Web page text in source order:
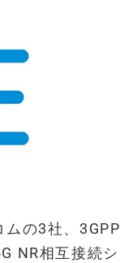
の3社、3GPP
NR相互接続シ